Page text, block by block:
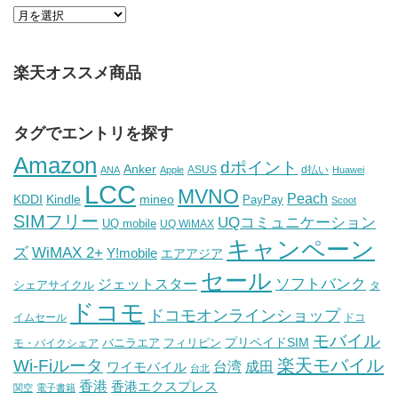
楽天オススメ商品
タグでエントリを探す
Amazon ANA Anker Apple ASUS dポイント d払い Huawei
KDDI Kindle LCC mineo MVNO PayPay Peach Scoot
SIMフリー UQ mobile UQ WiMAX UQコミュニケーション
ズ WiMAX 2+ Y!mobile エアアジア キャンペーン
シェアサイクル ジェットスター セール ソフトバンク タ
イムセール ドコモ ドコモオンラインショップ ドコ
モ・バイクシェア バニラエア フィリピン プリペイドSIM モバイル
Wi-Fiルータ ワイモバイル 台北 台湾 成田 楽天モバイル
関空 電子書籍 香港 香港エクスプレス